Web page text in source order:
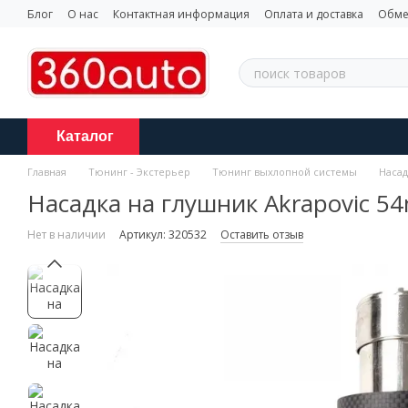
Перейти к основному контенту
Блог О нас Контактная информация Оплата и доставка
Каталог
Главная Тюнинг - Экстерьер Тюнинг выхлопной системы
Насадка на глушник Akrapovic
Нет в наличии Артикул: 320532 Оставить отзыв